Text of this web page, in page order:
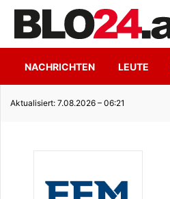
NACHRICHTEN LEUTE
Aktualisiert: 7.08.2026 – 06:21
Seeidylle